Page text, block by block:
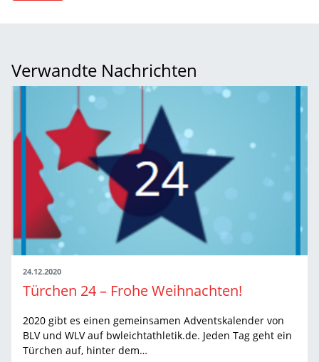
Verwandte Nachrichten
24.12.2020
Türchen 24 – Frohe Weihnachten!
2020 gibt es einen gemeinsamen Adventskalender von
BLV und WLV auf bwleichtathletik.de. Jeden Tag geht ein
Türchen auf, hinter dem…